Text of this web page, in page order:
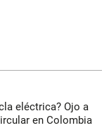
eléctrica? Ojo a
en Colombia